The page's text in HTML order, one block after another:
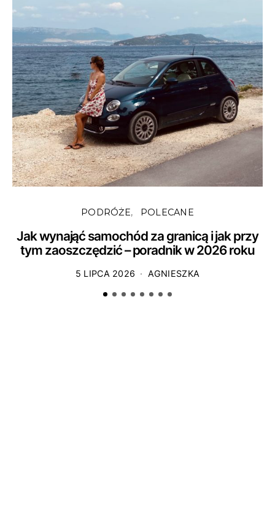
PODRÓŻE POLECANE
Jak wynająć samochód za granicą i jak przy
tym zaoszczędzić – poradnik w 2026 roku
5 LIPCA 2026 AGNIESZKA